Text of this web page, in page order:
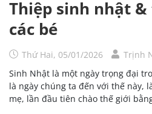
Thiệp sinh nhật
các bé
Thứ Hai, 05/01/2026
Trịnh
Sinh Nhật là một ngày trọng đại
là ngày chúng ta đến với thế này,
mẹ, lần đầu tiên chào thế giới